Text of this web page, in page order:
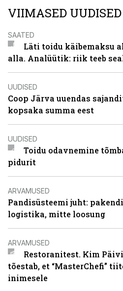
VIIMASED UUDISED
SAATED
Läti toidu käibemaksu
alla. Analüütik: riik teeb
UUDISED
Coop Järva uuendas
kopsaka summa eest
UUDISED
Toidu odavnemine
pidurit
ARVAMUSED
Pandisüsteemi juht:
logistika, mitte loosung
ARVAMUSED
Restoranitest. Kim
tõestab, et “MasterChefi”
inimesele